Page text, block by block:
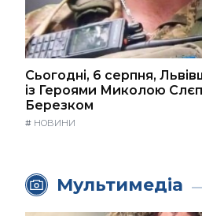
Сьогодні, 6 серпня,
із Героями Миколою
Березком
# НОВИНИ
Мультимедіа